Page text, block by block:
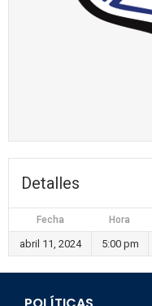
Detalles
Fecha Hora
abril 11, 2024 5:00 pm